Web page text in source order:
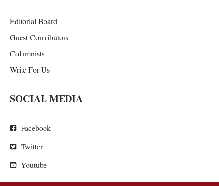
Editorial Board
Guest Contributors
Columnists
Write For Us
SOCIAL MEDIA
Facebook
Twitter
Youtube